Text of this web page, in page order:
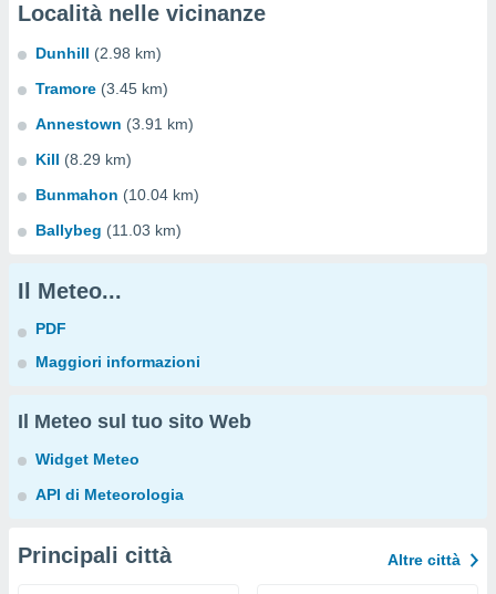
Località nelle vicinanze
Dunhill (2.98 km)
Tramore (3.45 km)
Annestown (3.91 km)
Kill (8.29 km)
Bunmahon (10.04 km)
Ballybeg (11.03 km)
Il Meteo...
PDF
Maggiori informazioni
Il Meteo sul tuo sito Web
Widget Meteo
API di Meteorologia
Principali città Altre città